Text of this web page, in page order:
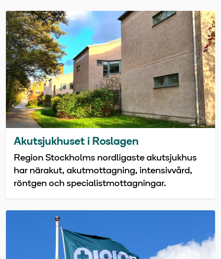
Akutsjukhuset i Roslagen
Region Stockholms nordligaste akutsjukhus
har närakut, akutmottagning, intensivvård,
röntgen och specialistmottagningar.